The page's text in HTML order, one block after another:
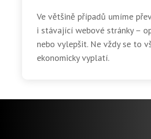
Ve většině případů umíme
i stávající webové stránky –
nebo vylepšit. Ne vždy se to
ekonomicky vyplatí.